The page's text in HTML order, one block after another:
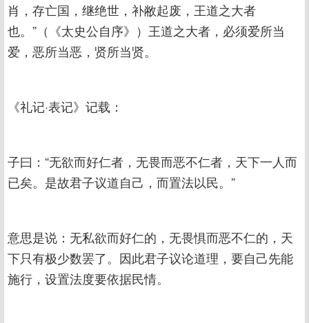
肖，存亡国，继绝世，补敝起废，王道之大者
也。”（《太史公自序》）王道之大者，必须爱所当
爱，恶所当恶，贤所当贤。
《礼记·表记》记载：
子曰：“无欲而好仁者，无畏而恶不仁者，天下一人而
已矣。是故君子议道自己，而置法以民。”
意思是说：无私欲而好仁的，无畏惧而恶不仁的，天
下只有极少数罢了。因此君子议论道理，要自己先能
施行，设置法度要依据民情。